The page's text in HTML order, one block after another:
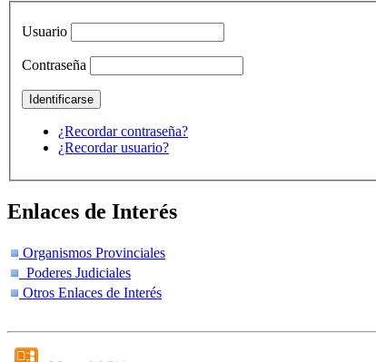
Usuario
Contraseña
¿Recordar contraseña?
¿Recordar usuario?
Enlaces de Interés
Organismos Provinciales
Poderes Judiciales
Otros Enlaces de Interés